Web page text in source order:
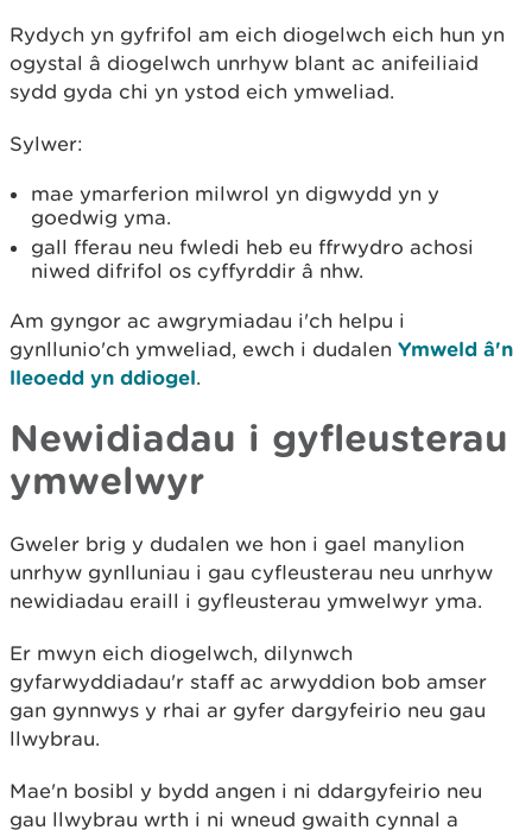
Rydych yn gyfrifol am eich diogelwch eich hun yn
ogystal â diogelwch unrhyw blant ac anifeiliaid
sydd gyda chi yn ystod eich ymweliad.
Sylwer:
mae ymarferion milwrol yn digwydd yn y
goedwig yma.
gall fferau neu fwledi heb eu ffrwydro achosi
niwed difrifol os cyffyrddir â nhw.
Am gyngor ac awgrymiadau i'ch helpu i
gynllunio'ch ymweliad, ewch i dudalen Ymweld â'n
lleoedd yn ddiogel.
Newidiadau i gyfleusterau
ymwelwyr
Gweler brig y dudalen we hon i gael manylion
unrhyw gynlluniau i gau cyfleusterau neu unrhyw
newidiadau eraill i gyfleusterau ymwelwyr yma.
Er mwyn eich diogelwch, dilynwch
gyfarwyddiadau'r staff ac arwyddion bob amser
gan gynnwys y rhai ar gyfer dargyfeirio neu gau
llwybrau.
Mae'n bosibl y bydd angen i ni ddargyfeirio neu
gau llwybrau wrth i ni wneud gwaith cynnal a